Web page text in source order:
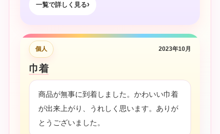
一覧で詳しく見る
個人 2023年10月
巾着
商品が無事に到着しました。かわいい巾着
が出来上がり、うれしく思います。ありが
とうございました。